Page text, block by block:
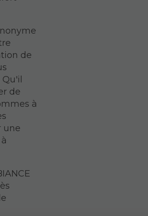
de
de
à
une